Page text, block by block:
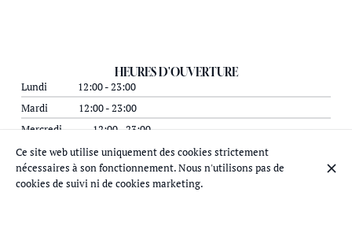
HEURES D'OUVERTURE
Lundi
12:00 - 23:00
Mardi
12:00 - 23:00
Mercredi
12:00 - 23:00
Jeudi
12:00 - 23:00
Vendredi
12:00 - 23:00
Ce site web utilise uniquement des cookies strictement
nécessaires à son fonctionnement. Nous n'utilisons pas de
cookies de suivi ni de cookies marketing.